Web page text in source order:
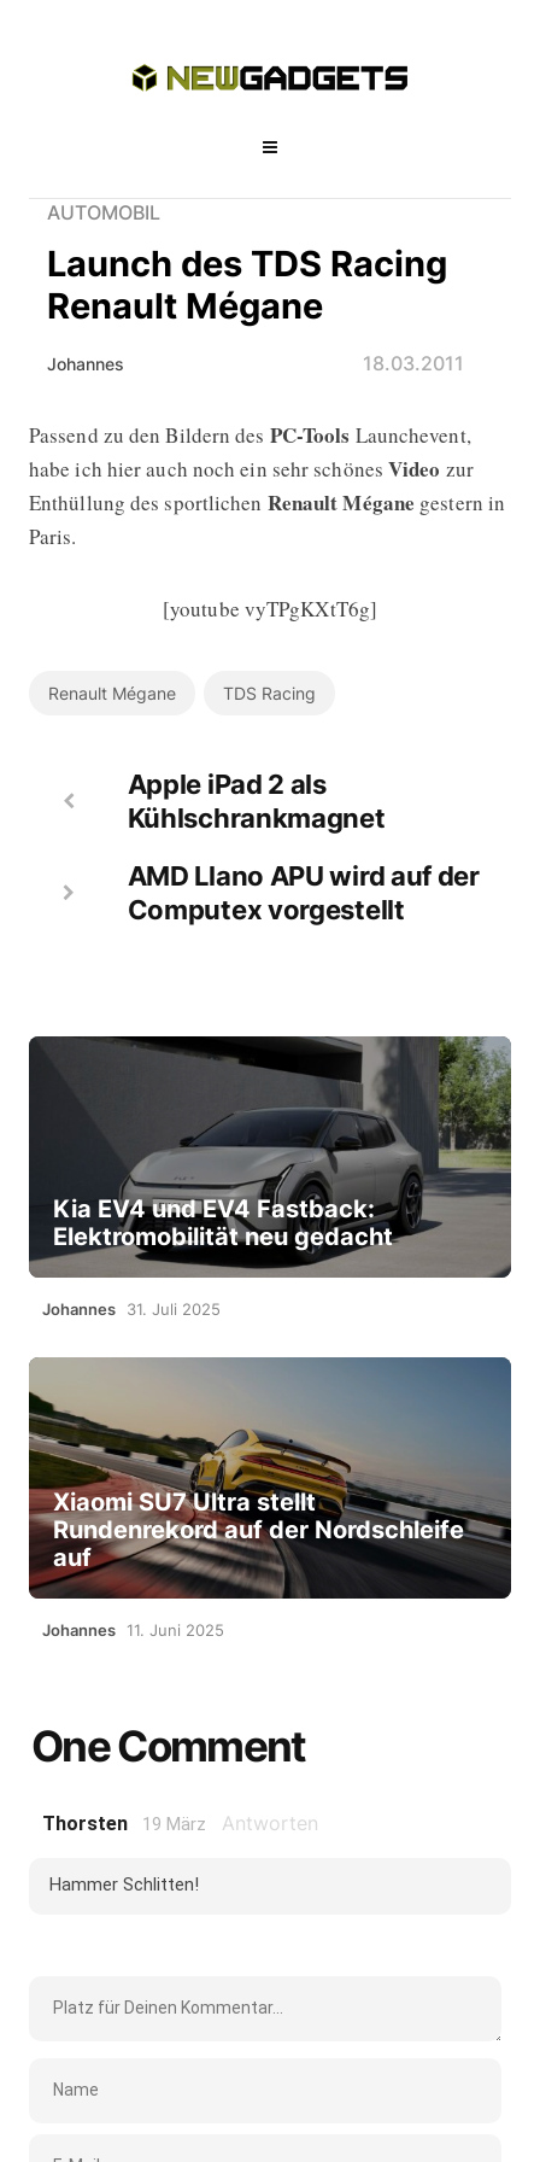
AUTOMOBIL
Launch des TDS Racing
Renault Mégane
Johannes 18.03.2011
Launch des TDS Racing Renault
Passend zu den Bildern des PC-Tools Launchevent,
habe ich hier auch noch ein sehr schönesVideo zur
Enthüllung des sportlichen Renault Mégane gestern in
Paris.
[youtube vyTPgKXtT6g]
Renault Mégane TDS Racing
Apple iPad 2 als
Kühlschrankmagnet
AMD Llano APU wird auf der
Computex vorgestellt
Kia EV4 und EV4 Fastback:
Elektromobilität neu gedacht
Johannes 31. Juli 2025
Xiaomi SU7 Ultra stellt
Rundenrekord auf der Nordschleife
auf
Johannes 11. Juni 2025
One Comment
Thorsten 19 März Antworten
Hammer Schlitten!